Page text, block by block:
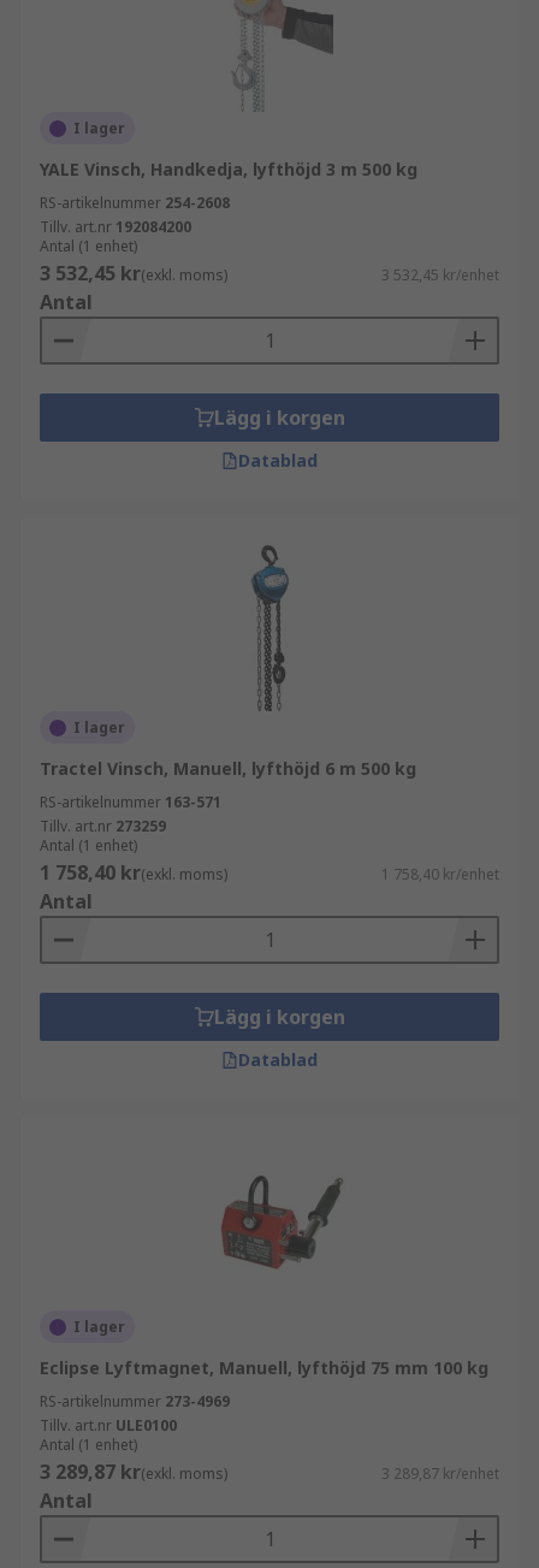
I lager
YALE Vinsch, Handkedja, lyfthöjd 3 m 500 kg
RS-artikelnummer 254-2608
Tillv. art.nr 192084200
Antal (1 enhet)
3 532,45 kr(exkl. moms) 3 532,45 kr/enhet
Antal
Lägg i korgen
Datablad
I lager
Tractel Vinsch, Manuell, lyfthöjd 6 m 500 kg
RS-artikelnummer 163-571
Tillv. art.nr 273259
Antal (1 enhet)
1 758,40 kr(exkl. moms) 1 758,40 kr/enhet
Antal
Lägg i korgen
Datablad
I lager
Eclipse Lyftmagnet, Manuell, lyfthöjd 75 mm 100 kg
RS-artikelnummer 273-4969
Tillv. art.nr ULE0100
Antal (1 enhet)
3 289,87 kr(exkl. moms) 3 289,87 kr/enhet
Antal